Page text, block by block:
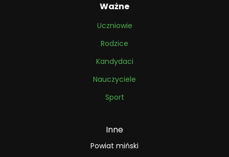
Ważne
Uczniowie
Rodzice
Kandydaci
Nauczyciele
Sport
Inne
Powiat miński